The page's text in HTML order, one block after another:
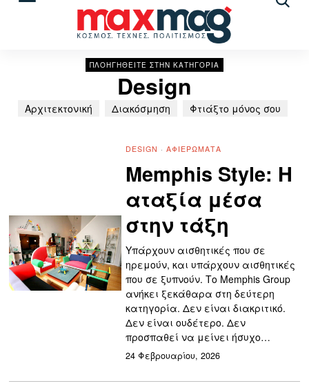
ΠΛΟΗΓΗΘΕΙΤΕ ΣΤΗΝ ΚΑΤΗΓΟΡΙΑ
Design
Αρχιτεκτονική Διακόσμηση Φτιάξτο μόνος σου
DESIGN · ΑΦΙΕΡΏΜΑΤΑ
Memphis Style: Η
αταξία μέσα
στην τάξη
Υπάρχουν αισθητικές που σε
ηρεμούν, και υπάρχουν αισθητικές
που σε ξυπνούν. Το Memphis Group
ανήκει ξεκάθαρα στη δεύτερη
κατηγορία. Δεν είναι διακριτικό.
Δεν είναι ουδέτερο. Δεν
προσπαθεί να μείνει ήσυχο…
24 Φεβρουαρίου, 2026